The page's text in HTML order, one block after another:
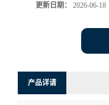
更新日期： 2026-06-18
产品详请